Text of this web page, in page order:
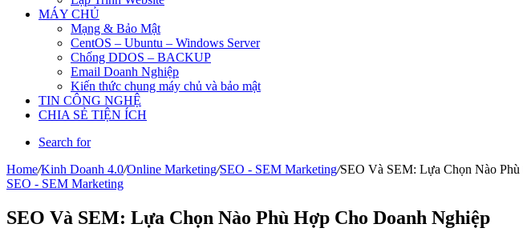
MÁY CHỦ
Mạng & Bảo Mật
CentOS – Ubuntu – Windows Server
Chống DDOS – BACKUP
Email Doanh Nghiệp
Kiến thức chung máy chủ và bảo mật
TIN CÔNG NGHỆ
CHIA SẺ TIỆN ÍCH
Search for
Home/Kinh Doanh 4.0/Online Marketing/SEO - SEM Marketing/SEO Và SEM: Lựa Chọn Nào
SEO - SEM Marketing
SEO Và SEM: Lựa Chọn Nào Phù Hợp Cho Doanh Nghiệp